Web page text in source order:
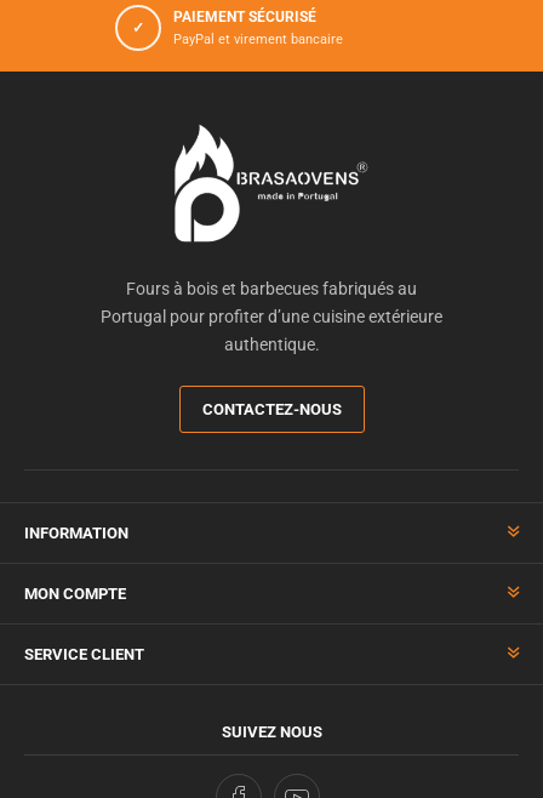
✓
PAIEMENT SÉCURISÉ
PayPal et virement bancaire
Fours à bois et barbecues fabriqués au
Portugal pour profiter d’une cuisine extérieure
authentique.
CONTACTEZ-NOUS
INFORMATION
MON COMPTE
SERVICE CLIENT
SUIVEZ NOUS